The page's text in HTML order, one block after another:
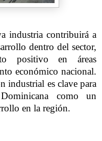
industria contribuirá a
dentro del sector,
positivo en áreas
económico nacional.
industrial es clave para
como un
en la región.